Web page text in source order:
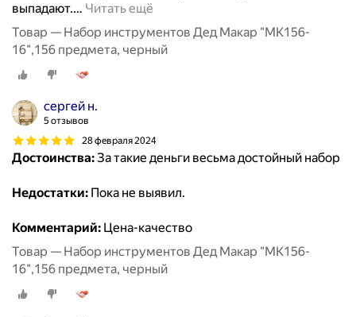
выпадают.… Читать ещё
Товар — Набор инструментов Дед Макар "МК156-
16",156 предмета, черный
сергей н.
5 отзывов
28 февраля 2024
Достоинства:За такие деньги весьма достойный набор
Недостатки: Пока не выявил.
Комментарий: Цена-качество
Товар — Набор инструментов Дед Макар "МК156-
16",156 предмета, черный